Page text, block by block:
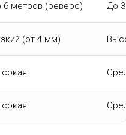
6 метров (реверс) До
(от 4 мм)